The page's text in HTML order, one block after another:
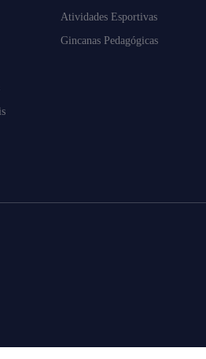
Atividades Esportivas
Gincanas Pedagógicas